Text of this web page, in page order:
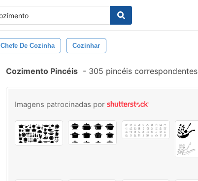
Chefe De Cozinha Cozinhar
Cozimento Pincéis - 305 pincéis correspondentes
Imagens patrocinadas por